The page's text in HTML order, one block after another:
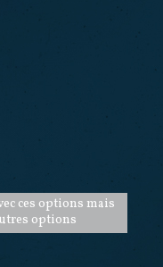
ces options mais
options